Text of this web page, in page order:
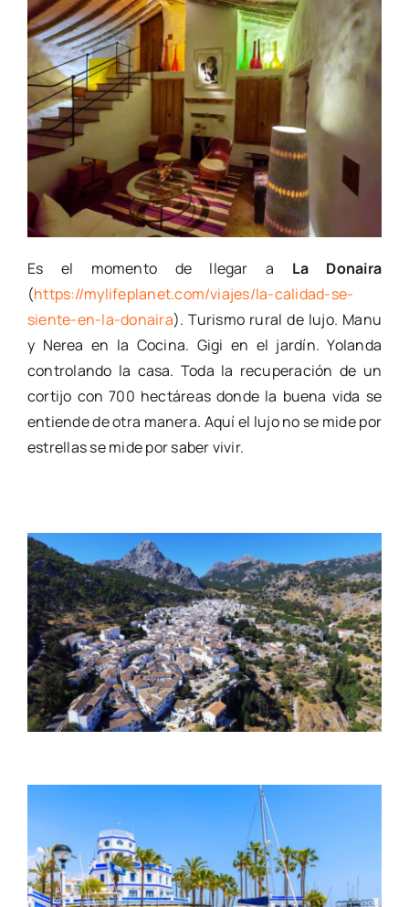
Es el momento de llegar a La Donaira
(https://mylifeplanet.com/viajes/la-calidad-se-
siente-en-la-donaira). Turismo rural de lujo. Manu
y Nerea en la Cocina. Gigi en el jardín. Yolanda
controlando la casa. Toda la recuperación de un
cortijo con 700 hectáreas donde la buena vida se
entiende de otra manera. Aquí el lujo no se mide por
estrellas se mide por saber vivir.